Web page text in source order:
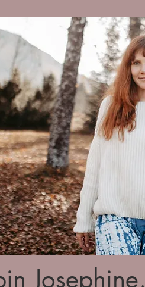
Josephine,